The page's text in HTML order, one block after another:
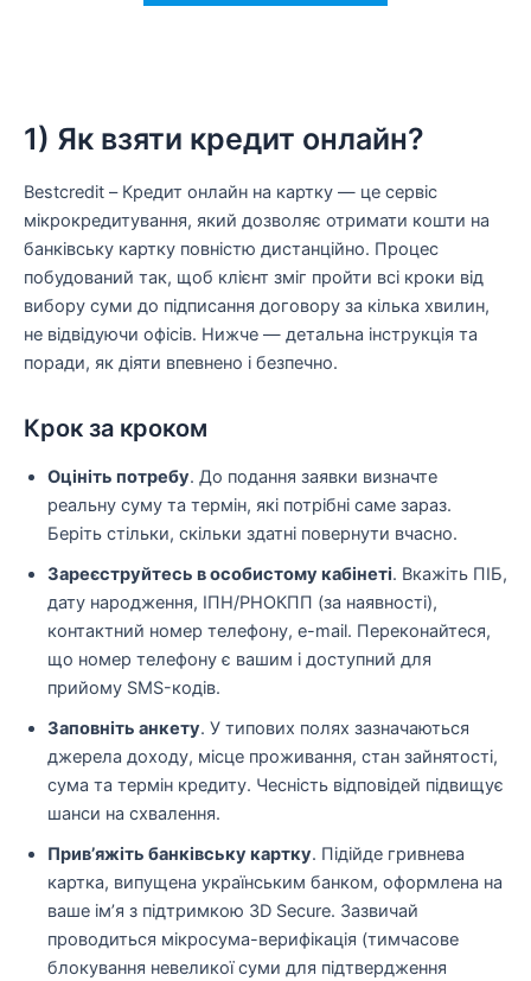
1) Як взяти кредит онлайн?
Bestcredit – Кредит онлайн на картку — це сервіс
мікрокредитування, який дозволяє отримати кошти на
банківську картку повністю дистанційно. Процес
побудований так, щоб клієнт зміг пройти всі кроки від
вибору суми до підписання договору за кілька хвилин,
не відвідуючи офісів. Нижче — детальна інструкція та
поради, як діяти впевнено і безпечно.
Крок за кроком
Оцініть потребу. До подання заявки визначте
реальну суму та термін, які потрібні саме зараз.
Беріть стільки, скільки здатні повернути вчасно.
Зареєструйтесь в особистому кабінеті. Вкажіть ПІБ,
дату народження, ІПН/РНОКПП (за наявності),
контактний номер телефону, e-mail. Переконайтеся,
що номер телефону є вашим і доступний для
прийому SMS-кодів.
Заповніть анкету. У типових полях зазначаються
джерела доходу, місце проживання, стан зайнятості,
сума та термін кредиту. Чесність відповідей підвищує
шанси на схвалення.
Прив’яжіть банківську картку. Підійде гривнева
картка, випущена українським банком, оформлена на
ваше ім’я з підтримкою 3D Secure. Зазвичай
проводиться мікросума-верифікація (тимчасове
блокування невеликої суми для підтвердження